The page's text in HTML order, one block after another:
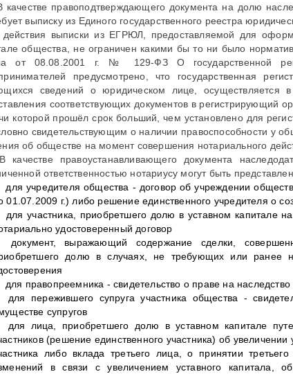
качестве правоподтверждающего документа на долю
выписку из Единого государственного реестра
действия выписки из ЕГРЮЛ, предоставляемой для
общества, не ограничен какими бы то ни было
от 08.08.2001 г. № 129-ФЗ О государственной
предусмотрено, что государственная
сведений о юридическом лице,
соответствующих документов в регистрирующий
которой прошёл срок больший, чем установлено для
свидетельствующим о наличии правоспособности у
об обществе на момент совершения нотариального
качестве правоустанавливающего документа
ответственностью нотариусу могут быть
для учредителя общества - договор об учреждении
01.07.2009 г.) либо решение единственного учредителя о
для участника, приобретшего долю в уставном капитале
удостоверенный договор
документ, выражающий содержание сделки,
долю в случаях, не требующих или ранее
для правопреемника - свидетельство о праве на наследство
для пережившего супруга участника общества -
супругов
для лица, приобретшего долю в уставном капитале
(решение единственного участника) об увеличении
либо вклада третьего лица, о принятии
в связи с увеличением уставного капитала,